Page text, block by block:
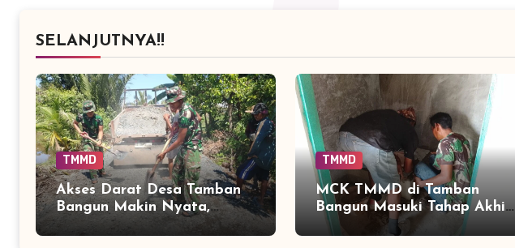
SELANJUTNYA!!
TMMD
Akses Darat Desa Tamban
Bangun Makin Nyata,
Peningkatan Jalan TMMD
TMMD
MCK TMMD di Tamban
Bangun Masuki Tahap Akhir,
Warga Segera Nikmati